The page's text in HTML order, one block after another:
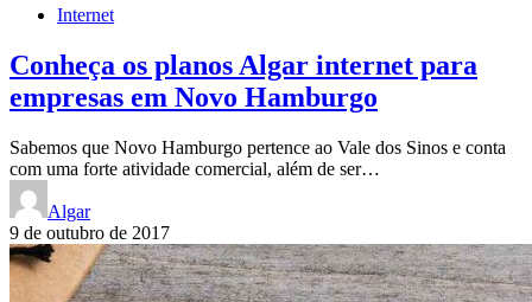
Internet
Conheça os planos Algar internet para
empresas em Novo Hamburgo
Sabemos que Novo Hamburgo pertence ao Vale dos Sinos e conta
com uma forte atividade comercial, além de ser…
Algar
9 de outubro de 2017